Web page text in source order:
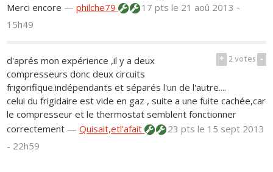
Merci encore —philche79 17 ptsle 21 aoû 2013 -
15h49
+ 2votes -
d'aprés mon expérience ,il y a deux
compresseurs donc deux circuits
frigorifique.indépendants et séparés l'un de l'autre....
celui du frigidaire est vide en gaz , suite a une fuite cachée,car
le compresseur et le thermostat semblent fonctionner
correctement —Quisait,etl'afait 23 ptsle 15 sept 2013
- 22h59